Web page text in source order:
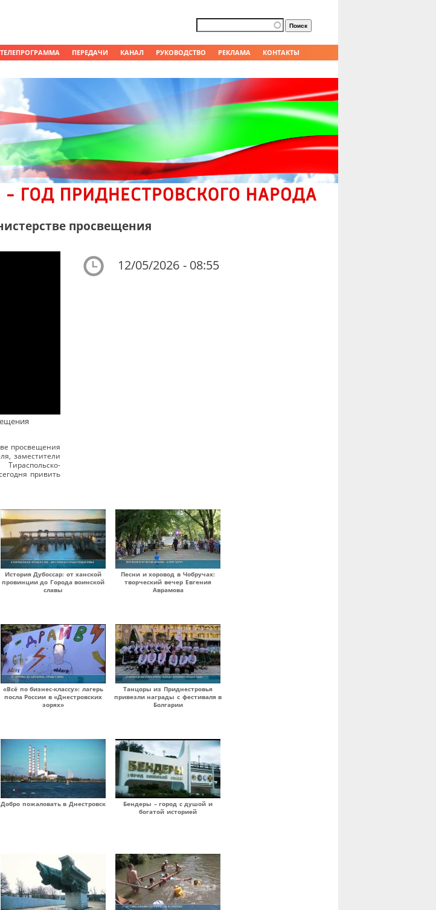
ТЕЛЕПРОГРАММА ПЕРЕДАЧИ КАНАЛ РУКОВОДСТВО РЕКЛАМА КОНТАКТЫ
Форма поиска
Поиск
просвещения
просвещения
заместители
привить
12/05/2026 - 08:55
История Дубоссар: от ханской
провинции до Города воинской
славы
Песни и хоровод в Чобручах:
творческий вечер Евгения
Аврамова
«Всё по бизнес-классу»: лагерь
посла России в «Днестровских
зорях»
Танцоры из Приднестровья
привезли награды с фестиваля в
Болгарии
Добро пожаловать в Днестровск
Бендеры – город с душой и
богатой историей